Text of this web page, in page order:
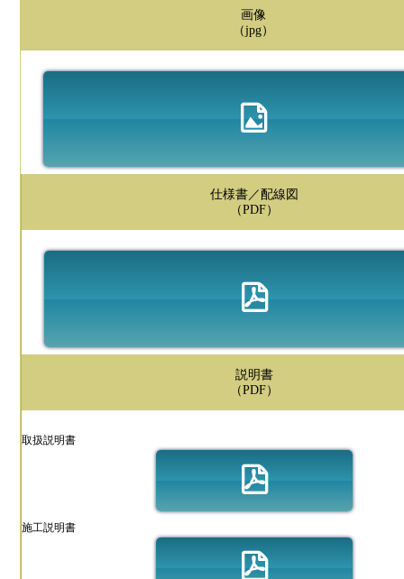
画像
（jpg）
仕様書／配線図
（PDF）
説明書
（PDF）
取扱説明書
施工説明書